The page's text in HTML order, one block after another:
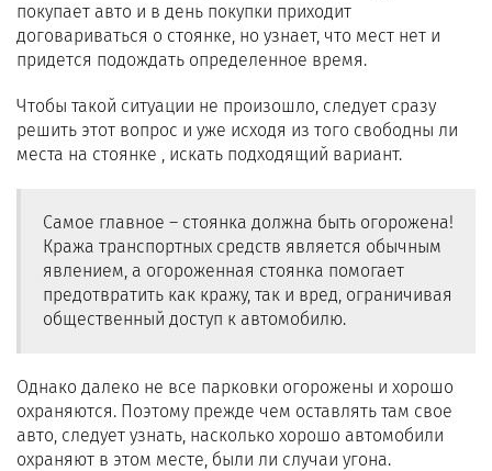
покупает авто и в день покупки приходит
договариваться о стоянке, но узнает, что мест нет и
придется подождать определенное время.
Чтобы такой ситуации не произошло, следует сразу
решить этот вопрос и уже исходя из того свободны ли
места на стоянке , искать подходящий вариант.
Самое главное – стоянка должна быть огорожена!
Кража транспортных средств является обычным
явлением, а огороженная стоянка помогает
предотвратить как кражу, так и вред, ограничивая
общественный доступ к автомобилю.
Однако далеко не все парковки огорожены и хорошо
охраняются. Поэтому прежде чем оставлять там свое
авто, следует узнать, насколько хорошо автомобили
охраняют в этом месте, были ли случаи угона.